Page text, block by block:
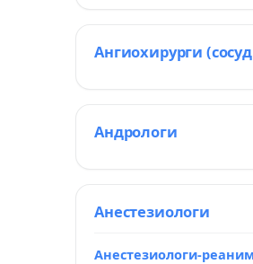
Ангиохирурги
Андрологи
Анестезиологи
Анестезиологи-